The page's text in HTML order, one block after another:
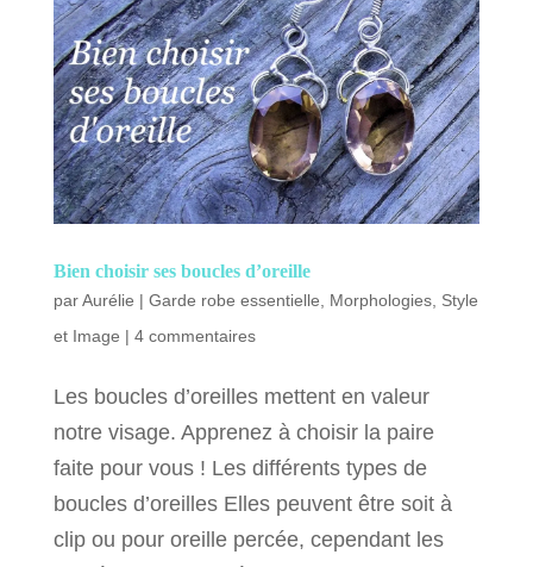
Bien choisir ses boucles d’oreille
parAurélie | Garde robe essentielle Morphologies, Style
et Image | 4 commentaires
Les boucles d’oreilles mettent en valeur
notre visage. Apprenez à choisir la paire
faite pour vous ! Les différents types de
boucles d’oreilles Elles peuvent être soit à
clip ou pour oreille percée, cependant les